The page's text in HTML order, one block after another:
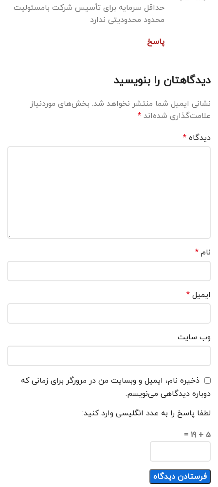
حداقل سرمایه برای تأسیس شرکت بامسئولیت
محدود محدودیتی ندارد
پاسخ
دیدگاهتان را بنویسید
نشانی ایمیل شما منتشر نخواهد شد. بخش‌های موردنیاز
علامت‌گذاری شده‌اند*
دیدگاه*
نام*
ایمیل*
وب‌ سایت
ذخیره نام، ایمیل و وبسایت من در مرورگر برای زمانی که
دوباره دیدگاهی می‌نویسم.
لطفا پاسخ را به عدد انگلیسی وارد کنید:
5 + 19 =